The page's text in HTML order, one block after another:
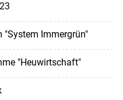
"System Immergrün"
"Heuwirtschaft"